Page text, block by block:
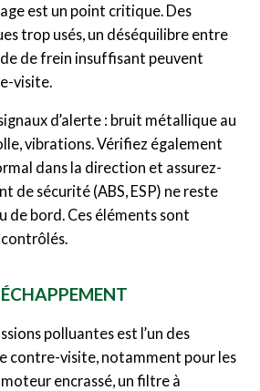
est un point critique. Des
trop usés, un déséquilibre entre
de frein insuffisant peuvent
visite.
d’alerte : bruit métallique au
vibrations. Vérifiez également
dans la direction et assurez-
de sécurité (ABS, ESP) ne reste
de bord. Ces éléments sont
polluantes est l’un des
contre-visite, notamment pour les
encrassé, un filtre à